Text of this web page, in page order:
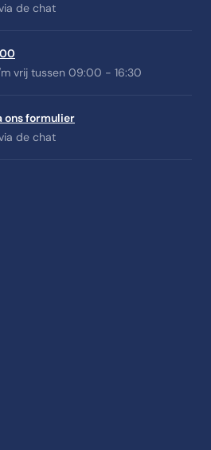
de chat
vrij tussen 09:00 - 16:30
ons formulier
de chat